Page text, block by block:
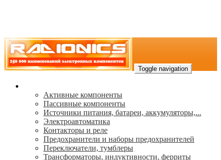
Toggle navigation
Активные компоненты
Пассивные компоненты
Источники питания, батареи, аккумуляторы,...
Электроавтоматика
Контакторы и реле
Предохранители и наборы предохранителей
Переключатели, тумблеры
Трансформаторы, индуктивности, ферриты